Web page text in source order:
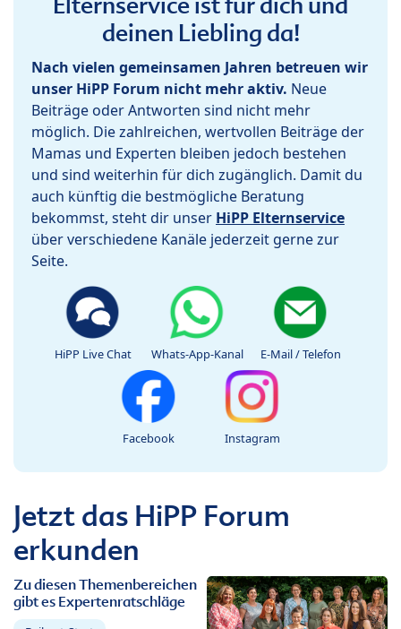
deinen Liebling da!
Nach vielen gemeinsamen Jahren betreuen wir
unser HiPP Forum nicht mehr aktiv. Neue
Beiträge oder Antworten sind nicht mehr
möglich. Die zahlreichen, wertvollen Beiträge der
Mamas und Experten bleiben jedoch bestehen
und sind weiterhin für dich zugänglich. Damit du
auch künftig die bestmögliche Beratung
bekommst, steht dir unser HiPP Elternservice
über verschiedene Kanäle jederzeit gerne zur
Seite.
HiPP Live Chat Whats-App-Kanal E-Mail / Telefon
Facebook Instagram
Jetzt das HiPP Forum
erkunden
Zu diesen Themenbereichen
gibt es Expertenratschläge